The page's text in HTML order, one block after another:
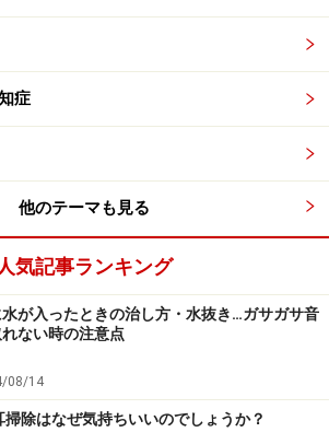
症
他のテーマも見る
人気記事ランキング
が入ったときの治し方・水抜き…ガサガサ音
ない時の注意点
08/14
掃除はなぜ気持ちいいのでしょうか？